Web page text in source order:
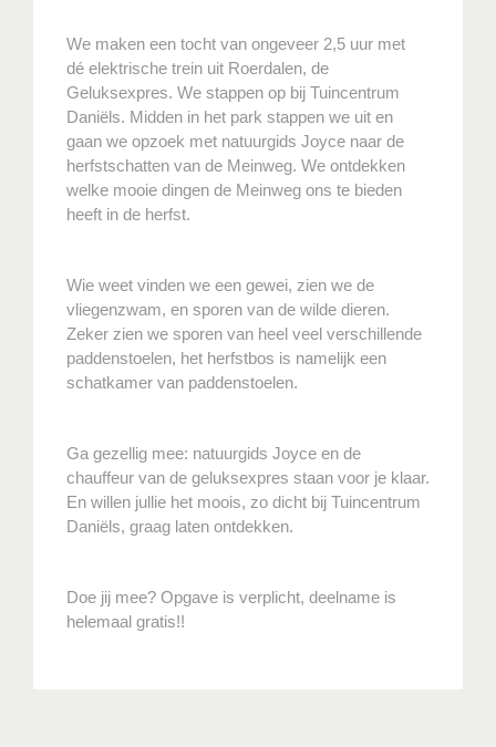
We maken een tocht van ongeveer 2,5 uur met
dé elektrische trein uit Roerdalen, de
Geluksexpres. We stappen op bij Tuincentrum
Daniëls. Midden in het park stappen we uit en
gaan we opzoek met natuurgids Joyce naar de
herfstschatten van de Meinweg. We ontdekken
welke mooie dingen de Meinweg ons te bieden
heeft in de herfst.
Wie weet vinden we een gewei, zien we de
vliegenzwam, en sporen van de wilde dieren.
Zeker zien we sporen van heel veel verschillende
paddenstoelen, het herfstbos is namelijk een
schatkamer van paddenstoelen.
Ga gezellig mee: natuurgids Joyce en de
chauffeur van de geluksexpres staan voor je klaar.
En willen jullie het moois, zo dicht bij Tuincentrum
Daniëls, graag laten ontdekken.
Doe jij mee? Opgave is verplicht, deelname is
helemaal gratis!!